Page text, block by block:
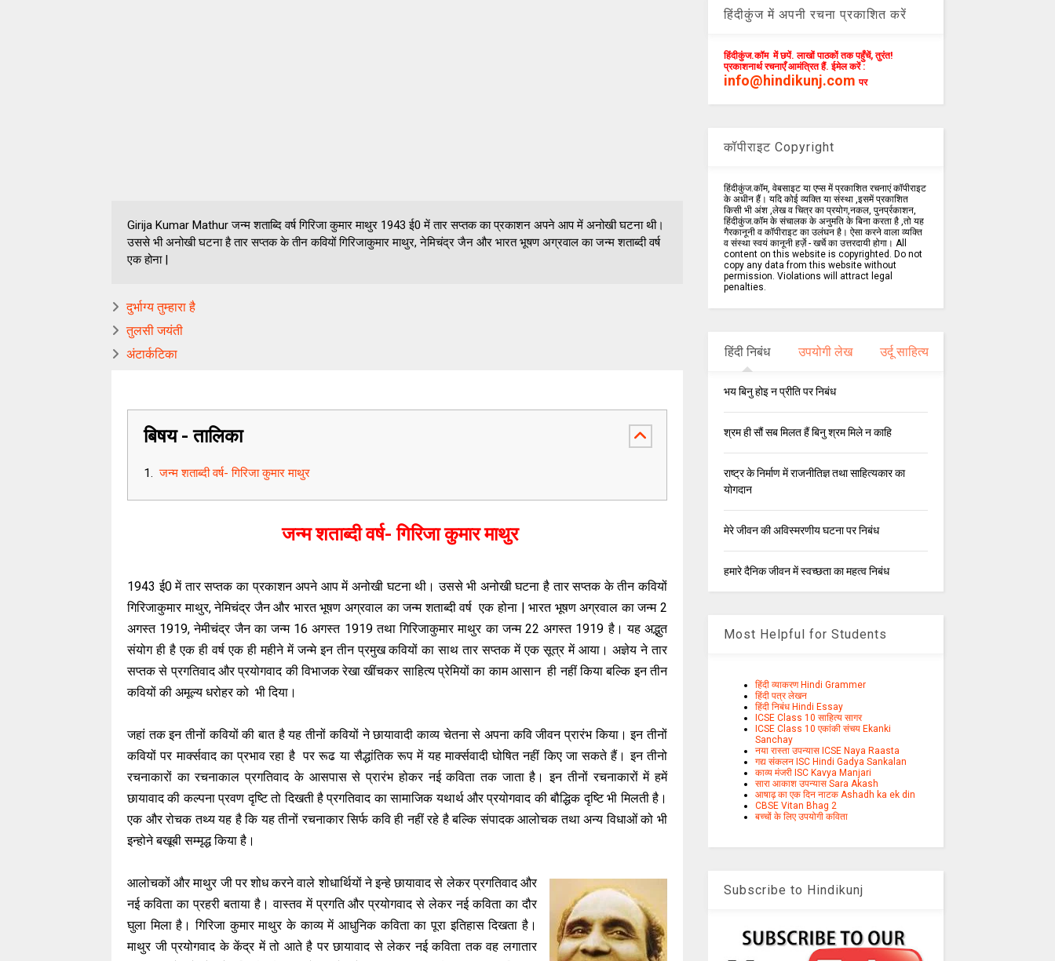
Girija Kumar Mathur जन्म शताब्दि वर्ष गिरिजा कुमार माथुर 1943 ई0 में तार सप्तक का प्रकाशन अपने आप में अनोखी घटना थी।
उससे भी अनोखी घटना है तार सप्तक के तीन कवियों गिरिजाकुमार माथुर, नेमिचंद्र जैन और भारत भूषण अग्रवाल का जन्म शताब्दी वर्ष
एक होना |
दुर्भाग्य तुम्हारा है
तुलसी जयंती
अंटार्कटिका
बिषय - तालिका
जन्म शताब्दी वर्ष- गिरिजा कुमार माथुर
जन्म शताब्दी वर्ष- गिरिजा कुमार माथुर
1943 ई0 में तार सप्तक का प्रकाशन अपने आप में अनोखी घटना थी। उससे भी अनोखी घटना है तार सप्तक के तीन कवियों
गिरिजाकुमार माथुर, नेमिचंद्र जैन और भारत भूषण अग्रवाल का जन्म शताब्दी वर्ष एक होना | भारत भूषण अग्रवाल का जन्म 2
अगस्त 1919, नेमीचंद्र जैन का जन्म 16 अगस्त 1919 तथा गिरिजाकुमार माथुर का जन्म 22 अगस्त 1919 है। यह अद्भुत
संयोग ही है एक ही वर्ष एक ही महीने में जन्मे इन तीन प्रमुख कवियों का साथ तार सप्तक में एक सूत्र में आया। अज्ञेय ने तार
सप्तक से प्रगतिवाद और प्रयोगवाद की विभाजक रेखा खींचकर साहित्य प्रेमियों का काम आसान ही नहीं किया बल्कि इन तीन
कवियों की अमूल्य धरोहर को भी दिया।
जहां तक इन तीनों कवियों की बात है यह तीनों कवियों ने छायावादी काव्य चेतना से अपना कवि जीवन प्रारंभ किया। इन तीनों
कवियों पर मार्क्सवाद का प्रभाव रहा है पर रूढ या सैद्धांतिक रूप में यह मार्क्सवादी घोषित नहीं किए जा सकते हैं। इन तीनो
रचनाकारों का रचनाकाल प्रगतिवाद के आसपास से प्रारंभ होकर नई कविता तक जाता है। इन तीनों रचनाकारों में हमें
छायावाद की कल्पना प्रवण दृष्टि तो दिखती है प्रगतिवाद का सामाजिक यथार्थ और प्रयोगवाद की बौद्धिक दृष्टि भी मिलती है।
एक और रोचक तथ्य यह है कि यह तीनों रचनाकार सिर्फ कवि ही नहीं रहे है बल्कि संपादक आलोचक तथा अन्य विधाओं को भी
इन्होने बखूबी सम्मृद्ध किया है।
आलोचकों और माथुर जी पर शोध करने वाले शोधार्थियों ने इन्हे छायावाद से लेकर प्रगतिवाद और
नई कविता का प्रहरी बताया है। वास्तव में प्रगति और प्रयोगवाद से लेकर नई कविता का दौर
घुला मिला है। गिरिजा कुमार माथुर के काव्य में आधुनिक कविता का पूरा इतिहास दिखता है।
माथुर जी प्रयोगवाद के केंद्र में तो आते है पर छायावाद से लेकर नई कविता तक वह लगातार
हिंदीकुंज में अपनी रचना प्रकाशित करें
हिंदीकुंज.कॉम में छपें. लाखों पाठकों तक पहुँचें, तुरंत!
प्रकाशनार्थ रचनाएँ आमंत्रित हैं. ईमेल करें :
info@hindikunj.com पर
कॉपीराइट Copyright
हिंदीकुंज.कॉम, वेबसाइट या एप्स में प्रकाशित रचनाएं कॉपीराइट
के अधीन हैं। यदि कोई व्यक्ति या संस्था ,इसमें प्रकाशित
किसी भी अंश ,लेख व चित्र का प्रयोग,नकल, पुनर्प्रकाशन,
हिंदीकुंज.कॉम के संचालक के अनुमति के बिना करता है ,तो यह
गैरकानूनी व कॉपीराइट का उलंघन है। ऐसा करने वाला व्यक्ति
व संस्था स्वयं कानूनी हर्ज़े - खर्चे का उत्तरदायी होगा। All
content on this website is copyrighted. Do not
copy any data from this website without
permission. Violations will attract legal
penalties.
हिंदी निबंध उपयोगी लेख उर्दू साहित्य
भय बिनु होइ न प्रीति पर निबंध
श्रम ही सौं सब मिलत हैं बिनु श्रम मिले न काहि
राष्ट्र के निर्माण में राजनीतिज्ञ तथा साहित्यकार का
योगदान
मेरे जीवन की अविस्मरणीय घटना पर निबंध
हमारे दैनिक जीवन में स्वच्छता का महत्व निबंध
Most Helpful for Students
हिंदी व्याकरण Hindi Grammer
हिंदी पत्र लेखन
हिंदी निबंध Hindi Essay
ICSE Class 10 साहित्य सागर
ICSE Class 10 एकांकी संचय Ekanki
Sanchay
नया रास्ता उपन्यास ICSE Naya Raasta
गद्य संकलन ISC Hindi Gadya Sankalan
काव्य मंजरी ISC Kavya Manjari
सारा आकाश उपन्यास Sara Akash
आषाढ़ का एक दिन नाटक Ashadh ka ek din
CBSE Vitan Bhag 2
बच्चों के लिए उपयोगी कविता
Subscribe to Hindikunj